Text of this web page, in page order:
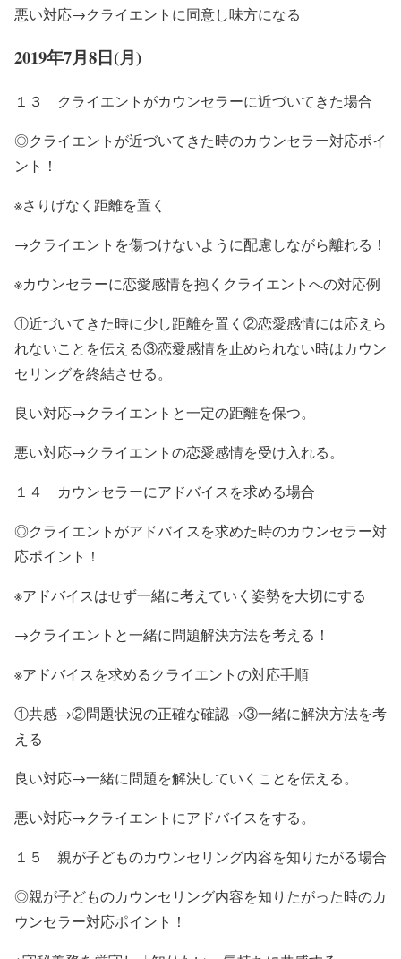
悪い対応→クライエントに同意し味方になる
2019年7月8日(月)
１３ クライエントがカウンセラーに近づいてきた場合
◎クライエントが近づいてきた時のカウンセラー対応ポイ
ント！
※さりげなく距離を置く
→クライエントを傷つけないように配慮しながら離れる！
※カウンセラーに恋愛感情を抱くクライエントへの対応例
①近づいてきた時に少し距離を置く②恋愛感情には応えら
れないことを伝える③恋愛感情を止められない時はカウン
セリングを終結させる。
良い対応→クライエントと一定の距離を保つ。
悪い対応→クライエントの恋愛感情を受け入れる。
１４ カウンセラーにアドバイスを求める場合
◎クライエントがアドバイスを求めた時のカウンセラー対
応ポイント！
※アドバイスはせず一緒に考えていく姿勢を大切にする
→クライエントと一緒に問題解決方法を考える！
※アドバイスを求めるクライエントの対応手順
①共感→②問題状況の正確な確認→③一緒に解決方法を考
える
良い対応→一緒に問題を解決していくことを伝える。
悪い対応→クライエントにアドバイスをする。
１５ 親が子どものカウンセリング内容を知りたがる場合
◎親が子どものカウンセリング内容を知りたがった時のカ
ウンセラー対応ポイント！